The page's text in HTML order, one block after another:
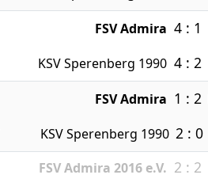
FSV Admira 4 : 1
KSV Sperenberg 1990 4 : 2
FSV Admira 1 : 2
KSV Sperenberg 1990 2 : 0
FSV Admira 2016 e.V. 2 : 2